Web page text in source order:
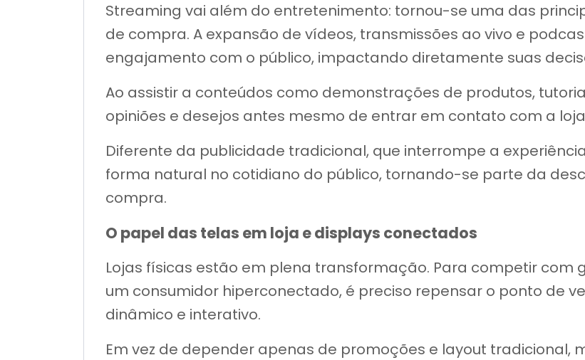
Streaming vai além do entretenimento: tornou-se uma das
de compra. A expansão de vídeos, transmissões ao vivo e
engajamento com o público, impactando diretamente suas
Ao assistir a conteúdos como demonstrações de produtos,
opiniões e desejos antes mesmo de entrar em contato com a
Diferente da publicidade tradicional, que interrompe a
forma natural no cotidiano do público, tornando-se parte da
compra.
O papel das telas em loja e displays conectados
Lojas físicas estão em plena transformação. Para competir
um consumidor hiperconectado, é preciso repensar o ponto de
dinâmico e interativo.
Em vez de depender apenas de promoções e layout tradicional,